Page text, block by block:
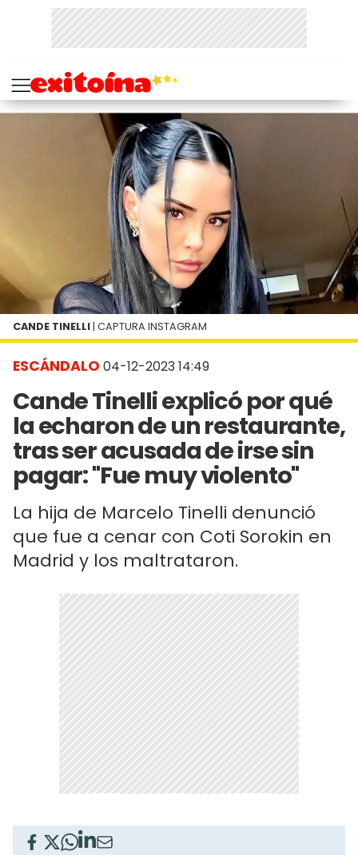
ESCÁNDALO 04-12-2023 14:49
Cande Tinelli explicó por qué
la echaron de un restaurante,
tras ser acusada de irse sin
pagar: "Fue muy violento"
La hija de Marcelo Tinelli denunció
que fue a cenar con Coti Sorokin en
Madrid y los maltrataron.
CANDE TINELLI | CAPTURA INSTAGRAM